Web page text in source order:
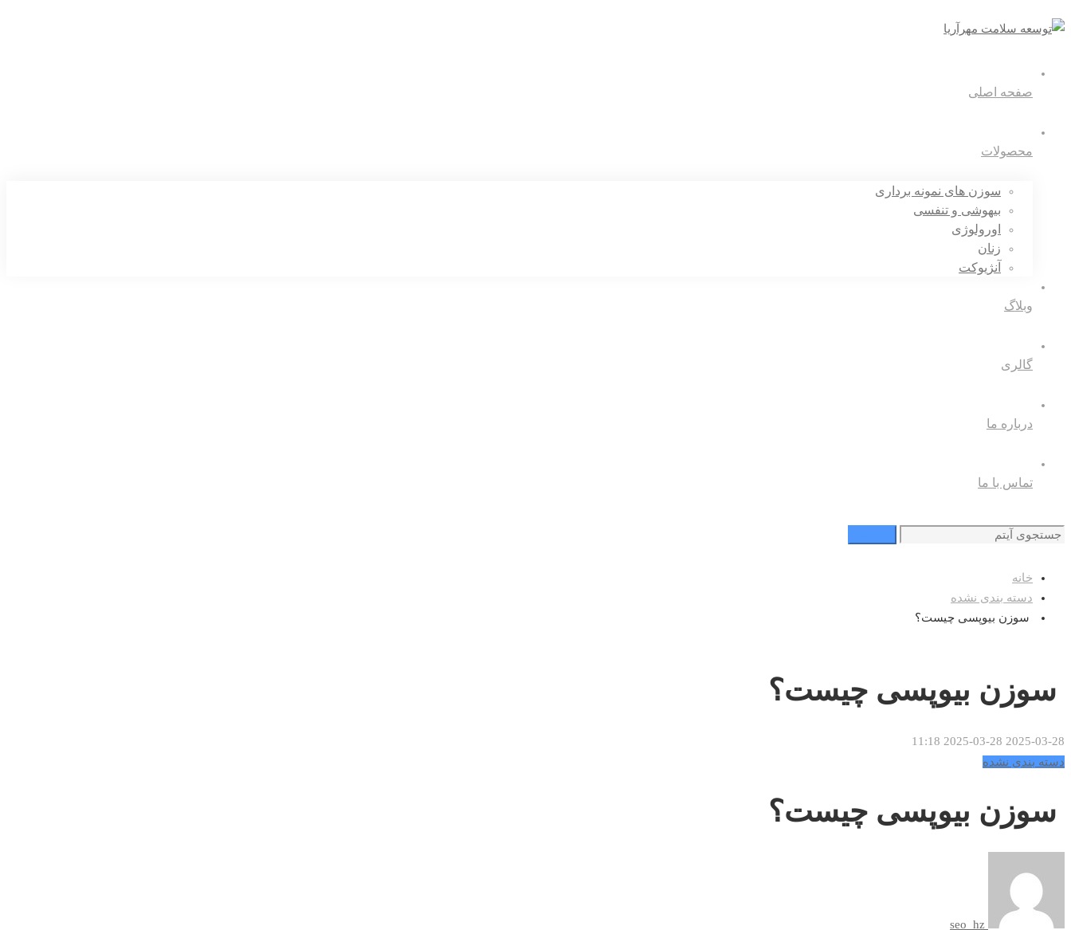
صفحه اصلی
محصولات
سوزن های نمونه برداری
بیهوشی و تنفسی
اورولوژی
زنان
آنژیوکت
وبلاگ
گالری
درباره ما
تماس با ما
جستجو
خانه
دسته بندی نشده
سوزن بیوپسی چیست؟
سوزن بیوپسی چیست؟
2025-03-28
2025-03-28 11:18
دسته بندی نشده
سوزن بیوپسی چیست؟